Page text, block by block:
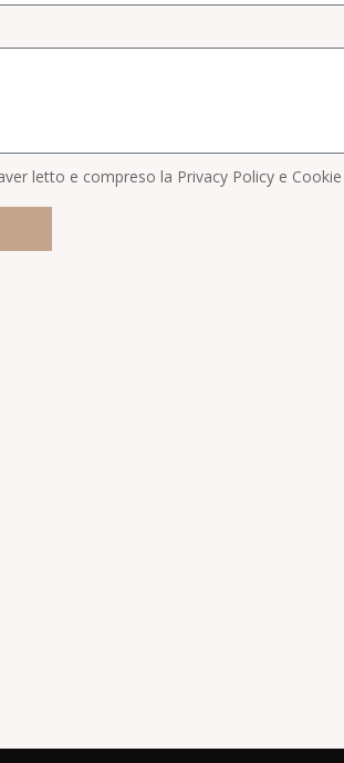
letto e compreso la Privacy Policy e